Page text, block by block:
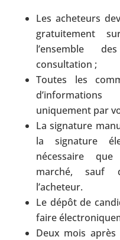
Les acheteurs
gratuitement
l’ensemble
consultation ;
Toutes les
uniquement par
La signature
la signature
nécessaire
marché, sauf
l’acheteur.
Le dépôt de
faire
Deux mois